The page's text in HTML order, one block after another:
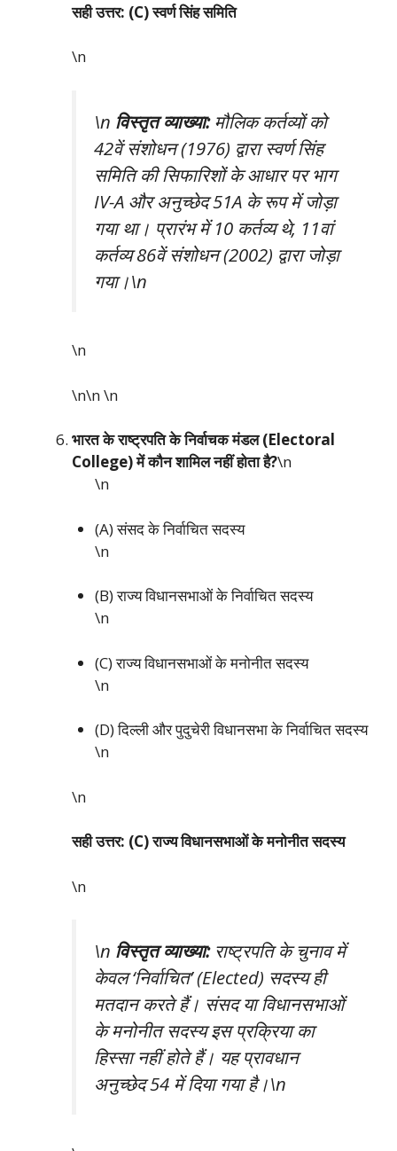
सही उत्तर: (C) स्वर्ण सिंह समिति
\n
\n विस्तृत व्याख्या:मौलिक कर्तव्यों को
42वें संशोधन (1976) द्वारा स्वर्ण सिंह
समिति की सिफारिशों के आधार पर भाग
IV-A और अनुच्छेद 51A के रूप में जोड़ा
गया था। प्रारंभ में 10 कर्तव्य थे, 11वां
कर्तव्य 86वें संशोधन (2002) द्वारा जोड़ा
गया।\n
\n
\n\n\n
भारत के राष्ट्रपति के निर्वाचक मंडल (Electoral
College) में कौन शामिल नहीं होता है?\n
\n
(A) संसद के निर्वाचित सदस्य
\n
(B) राज्य विधानसभाओं के निर्वाचित सदस्य
\n
(C) राज्य विधानसभाओं के मनोनीत सदस्य
\n
(D) दिल्ली और पुदुचेरी विधानसभा के निर्वाचित सदस्य
\n
\n
सही उत्तर: (C) राज्य विधानसभाओं के मनोनीत सदस्य
\n
\n विस्तृत व्याख्या:राष्ट्रपति के चुनाव में
केवल ‘निर्वाचित’ (Elected) सदस्य ही
मतदान करते हैं। संसद या विधानसभाओं
के मनोनीत सदस्य इस प्रक्रिया का
हिस्सा नहीं होते हैं। यह प्रावधान
अनुच्छेद 54 में दिया गया है।\n